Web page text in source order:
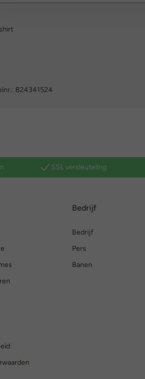
824341524
SSL versleuteling
Bedrijf
Bedrijf
Pers
Banen